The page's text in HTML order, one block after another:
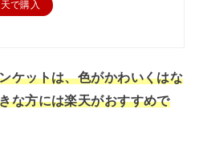
で購入
ケットは、色がかわいくはな
な方には楽天がおすすめで